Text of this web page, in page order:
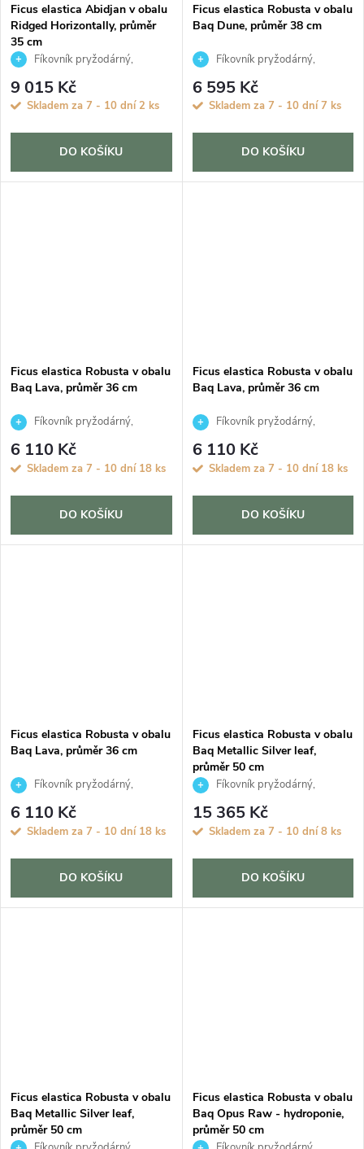
Ficus elastica Abidjan v obalu
Ridged Horizontally, průměr
35 cm
Fíkovník pryžodárný,
Fíkovník, Gumovník
9 015 Kč
Skladem za 7 - 10 dní 2 ks
DO KOŠÍKU
Ficus elastica Robusta v obalu
Baq Dune, průměr 38 cm
Fíkovník pryžodárný,
Fíkovník, Gumovník
6 595 Kč
Skladem za 7 - 10 dní7 ks
DO KOŠÍKU
Ficus elastica Robusta v obalu
Baq Lava, průměr 36 cm
Fíkovník pryžodárný,
Fíkovník, Gumovník
6 110 Kč
Skladem za 7 - 10 dní 18 ks
DO KOŠÍKU
Ficus elastica Robusta v obalu
Baq Lava, průměr 36 cm
Fíkovník pryžodárný,
Fíkovník, Gumovník
6 110 Kč
Skladem za 7 - 10 dní 18 ks
DO KOŠÍKU
Ficus elastica Robusta v obalu
Baq Lava, průměr 36 cm
Fíkovník pryžodárný,
Fíkovník, Gumovník
6 110 Kč
Skladem za 7 - 10 dní 18 ks
DO KOŠÍKU
Ficus elastica Robusta v obalu
Baq Metallic Silver leaf,
průměr 50 cm
Fíkovník pryžodárný,
Fíkovník, Gumovník
15 365 Kč
Skladem za 7 - 10 dní8 ks
DO KOŠÍKU
Ficus elastica Robusta v obalu
Baq Metallic Silver leaf,
průměr 50 cm
Ficus elastica Robusta v obalu
Baq Opus Raw - hydroponie,
průměr 50 cm